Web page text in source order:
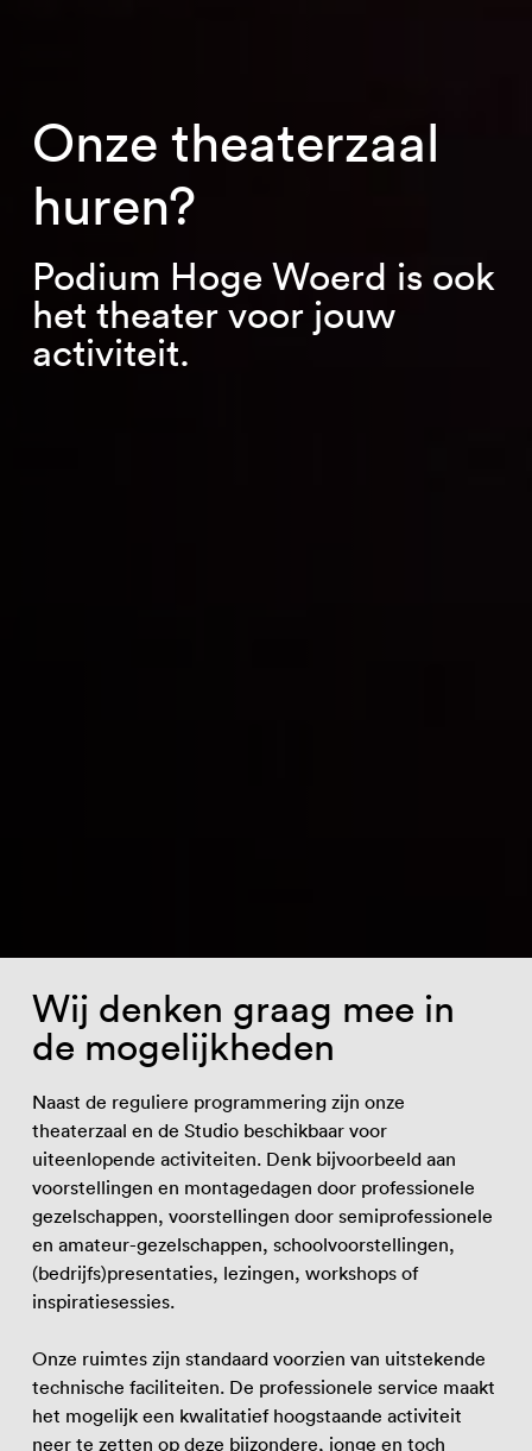
Onze theaterzaal
huren?
Podium Hoge Woerd is ook
het theater voor jouw
activiteit.
Wij denken graag mee in
de mogelijkheden
Naast de reguliere programmering zijn onze
theaterzaal en de Studio beschikbaar voor
uiteenlopende activiteiten. Denk bijvoorbeeld aan
voorstellingen en montagedagen door professionele
gezelschappen, voorstellingen door semiprofessionele
en amateur-gezelschappen, schoolvoorstellingen,
(bedrijfs)presentaties, lezingen, workshops of
inspiratiesessies.
Onze ruimtes zijn standaard voorzien van uitstekende
technische faciliteiten. De professionele service maakt
het mogelijk een kwalitatief hoogstaande activiteit
neer te zetten op deze bijzondere, jonge en toch